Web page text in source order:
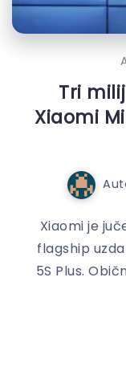
Tri
Xiaomi
Xiaomi je
flagship
5S Plus.